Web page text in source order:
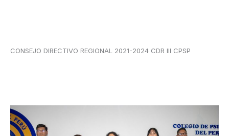
CONSEJO DIRECTIVO REGIONAL 2021-2024 CDR III CPSP